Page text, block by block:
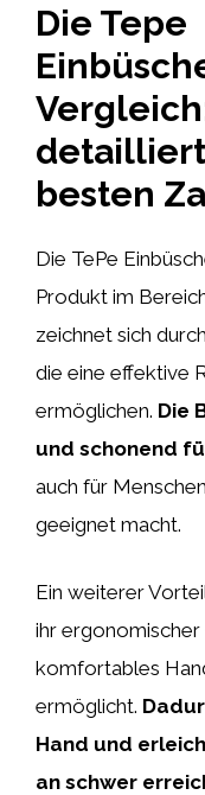
Die Tepe
besten
Die TePe
Produkt im
zeichnet sich
die eine effektive
ermöglichen. Die
und schonend
auch für
geeignet macht.
Ein weiterer
ihr ergonomischer
komfortables
ermöglicht.
Hand und
an schwer